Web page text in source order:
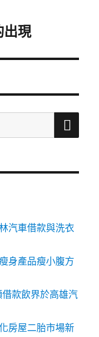
出現
搜
汽車借款與洗衣
身產品瘦小腹方
款飲界於高雄汽
房屋二胎市場新